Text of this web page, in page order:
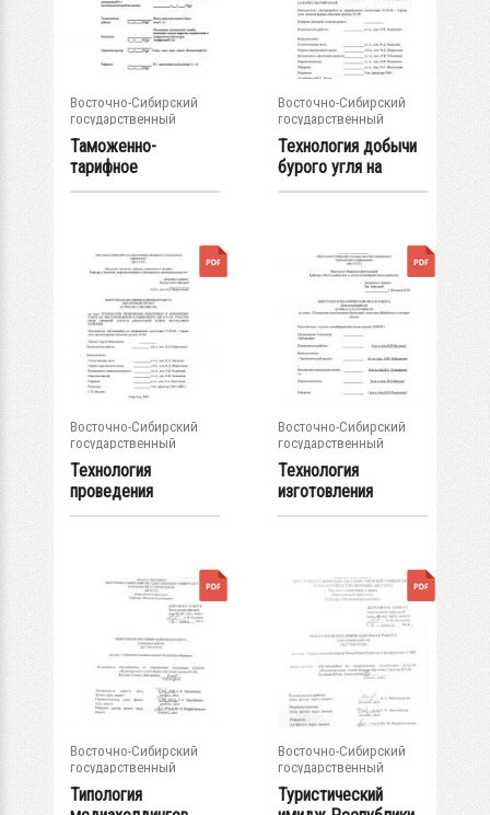
Восточно-Сибирский
государственный
университет...
Таможенно-
тарифное
регулирование как
Восточно-Сибирский
государственный
университет...
Технология добычи
бурого угля на
разрезе "...
Восточно-Сибирский
государственный
университет...
Технология
проведения
поисковых и
Восточно-Сибирский
государственный
университет...
Технология
изготовления
художественного
Восточно-Сибирский
государственный
университет...
Типология
Восточно-Сибирский
государственный
университет...
Туристический